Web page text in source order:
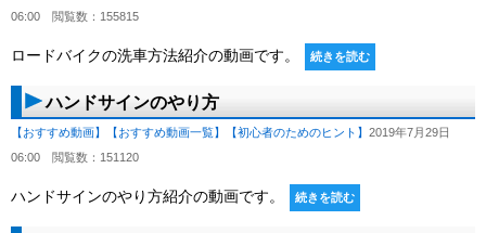
06:00 閲覧数：155815
ロードバイクの洗車方法紹介の動画です。 続きを読む
ハンドサインのやり方
【おすすめ動画】 【おすすめ動画一覧】 【初心者のためのヒント】 2019年7月29日
06:00 閲覧数：151120
ハンドサインのやり方紹介の動画です。 続きを読む